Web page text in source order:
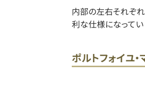
内部の左右それぞ
利な仕様になってい
ポルトフォイユ